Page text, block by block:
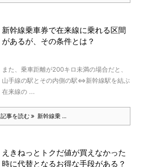
新幹線乗車券で在来線に乗れる区間
があるが、その条件とは？
また、乗車距離が200キロ未満の場合だと、
山手線の駅とその内側の駅⇔新幹線駅を結ぶ
在来線の ...
記事を読む 新幹線乗 ...
えきねっとトクだ値が買えなかった
時に代替となるお得な手段がある？